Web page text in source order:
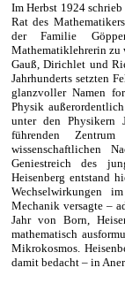
Im Herbst 1924
Rat des
der Familie
Mathematiklehrerin zu
Gauß, Dirichlet und
Jahrhunderts setzten
glanzvoller Namen
Physik
unter den Physikern
führenden
wissenschaftlichen
Geniestreich des
Heisenberg entstand
Wechselwirkungen
Mechanik versagte –
Jahr von Born,
mathematisch
Mikrokosmos.
damit bedacht – in